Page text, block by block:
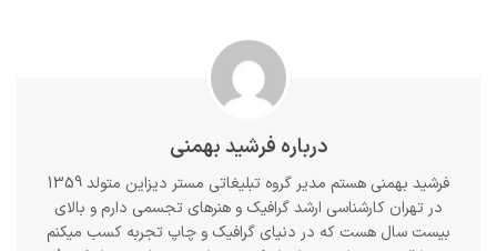
درباره فرشید بهمنی
فرشید بهمنی هستم مدیر گروه تبلیغاتی مستر دیزاین متولد 1359
در تهران کارشناسی ارشد گرافیک و هنرهای تجسمی دارم و بالای
بیست سال هست که در دنیای گرافیک و چاپ تجربه کسب میکنم